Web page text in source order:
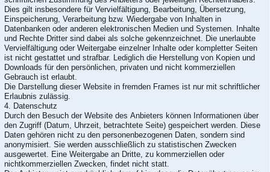
Dies gilt insbesondere für Vervielfältigung, Bearbeitung, Übersetzung,
Einspeicherung, Verarbeitung bzw. Wiedergabe von Inhalten in
Datenbanken oder anderen elektronischen Medien und Systemen. Inhalte
und Rechte Dritter sind dabei als solche gekennzeichnet. Die unerlaubte
Vervielfältigung oder Weitergabe einzelner Inhalte oder kompletter Seiten
ist nicht gestattet und strafbar. Lediglich die Herstellung von Kopien und
Downloads für den persönlichen, privaten und nicht kommerziellen
Gebrauch ist erlaubt.
Die Darstellung dieser Website in fremden Frames ist nur mit schriftlicher
Erlaubnis zulässig.
4. Datenschutz
Durch den Besuch der Website des Anbieters können Informationen über
den Zugriff (Datum, Uhrzeit, betrachtete Seite) gespeichert werden. Diese
Daten gehören nicht zu den personenbezogenen Daten, sondern sind
anonymisiert. Sie werden ausschließlich zu statistischen Zwecken
ausgewertet. Eine Weitergabe an Dritte, zu kommerziellen oder
nichtkommerziellen Zwecken, findet nicht statt.